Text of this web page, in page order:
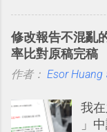
打
修改報告不混亂
率比對原稿完稿
作者： Esor Huang
我
」